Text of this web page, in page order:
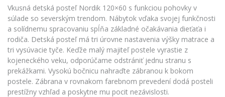
Vkusná detská posteľ Nordik 120×60 s funkciou pohovky v
súlade so severským trendom. Nábytok vďaka svojej funkčnosti
a solídnemu spracovaniu spĺňa základné očakávania dieťaťa i
rodiča. Detská posteľ má tri úrovne nastavenia výšky matrace a
tri vysúvacie tyče. Keďže malý majiteľ postele vyrastie z
kojeneckého veku, odporúčame odstrániť jednu stranu s
prekážkami. Vysokú bočnicu nahraďte zábranou k bokom
postele. Zábrana v rovnakom farebnom prevedení dodá posteli
prestížny vzhľad a poskytne mu pocit nezávislosti.